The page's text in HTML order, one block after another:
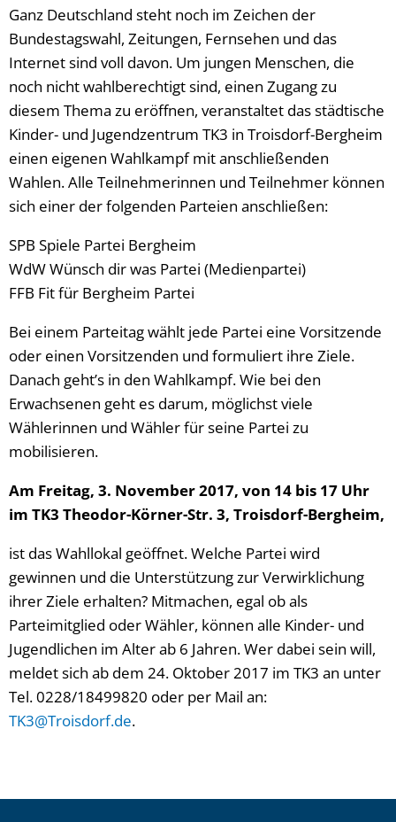
Ganz Deutschland steht noch im Zeichen der
Bundestagswahl, Zeitungen, Fernsehen und das
Internet sind voll davon. Um jungen Menschen, die
noch nicht wahlberechtigt sind, einen Zugang zu
diesem Thema zu eröffnen, veranstaltet das städtische
Kinder- und Jugendzentrum TK3 in Troisdorf-Bergheim
einen eigenen Wahlkampf mit anschließenden
Wahlen. Alle Teilnehmerinnen und Teilnehmer können
sich einer der folgenden Parteien anschließen:
SPB Spiele Partei Bergheim
WdW Wünsch dir was Partei (Medienpartei)
FFB Fit für Bergheim Partei
Bei einem Parteitag wählt jede Partei eine Vorsitzende
oder einen Vorsitzenden und formuliert ihre Ziele.
Danach geht’s in den Wahlkampf. Wie bei den
Erwachsenen geht es darum, möglichst viele
Wählerinnen und Wähler für seine Partei zu
mobilisieren.
Am Freitag, 3. November 2017, von 14 bis 17 Uhr
im TK3 Theodor-Körner-Str. 3, Troisdorf-Bergheim,
ist das Wahllokal geöffnet. Welche Partei wird
gewinnen und die Unterstützung zur Verwirklichung
ihrer Ziele erhalten? Mitmachen, egal ob als
Parteimitglied oder Wähler, können alle Kinder- und
Jugendlichen im Alter ab 6 Jahren. Wer dabei sein will,
meldet sich ab dem 24. Oktober 2017 im TK3 an unter
Tel. 0228/18499820 oder per Mail an:
TK3@Troisdorf.de.